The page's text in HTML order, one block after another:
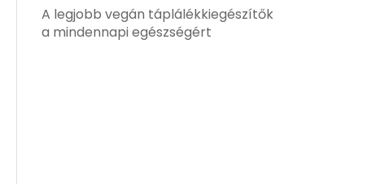
A legjobb vegán táplálékkiegészítők
a mindennapi egészségért